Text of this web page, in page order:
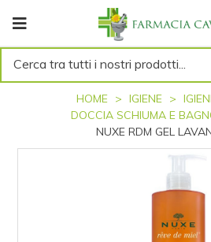
Cerca tra tutti i nostri prodotti...
HOME IGIENE
DOCCIA SCHIUMA E
NUXE RDM GEL